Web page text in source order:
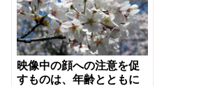
映像中の顔への注意を促
すものは、年齢とともに